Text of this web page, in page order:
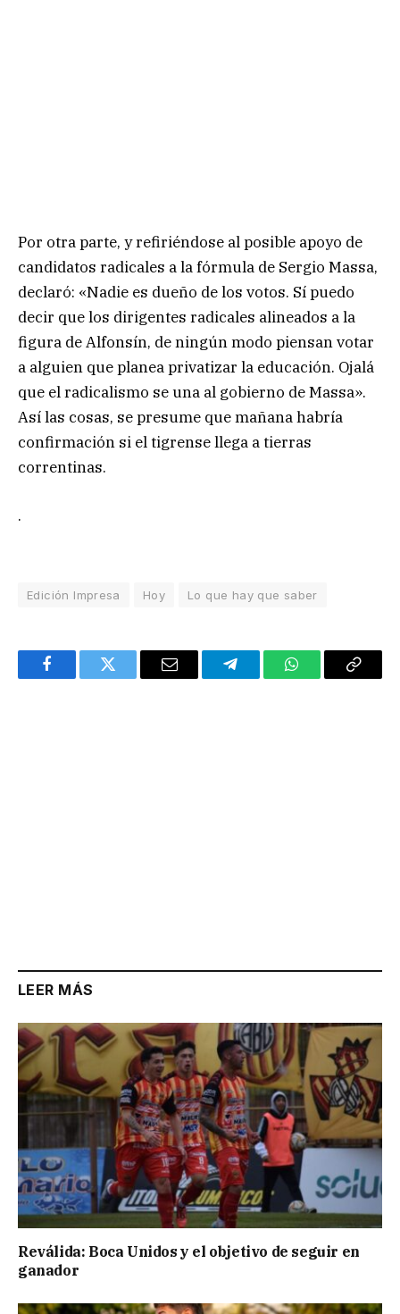
Por otra parte, y refiriéndose al posible apoyo de
candidatos radicales a la fórmula de Sergio Massa,
declaró: «Nadie es dueño de los votos. Sí puedo
decir que los dirigentes radicales alineados a la
figura de Alfonsín, de ningún modo piensan votar
a alguien que planea privatizar la educación. Ojalá
que el radicalismo se una al gobierno de Massa».
Así las cosas, se presume que mañana habría
confirmación si el tigrense llega a tierras
correntinas.
.
Edición Impresa Hoy Lo que hay que saber
FacebookTwitter Email TelegramWhatsAppCopy
LEER MÁS
Reválida: Boca Unidos y el objetivo de seguir en
ganador